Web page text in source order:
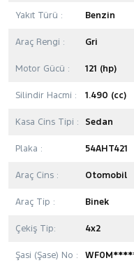
Yakıt Türü : Benzin
Araç Rengi : Gri
Motor Gücü : 121 (hp)
Silindir Hacmi : 1.490 (cc)
Kasa Cins Tipi : Sedan
Plaka : 54AHT421
Araç Cins : Otomobil
Araç Tip : Binek
Çekiş Tip: 4x2
Şasi (Şase) No :